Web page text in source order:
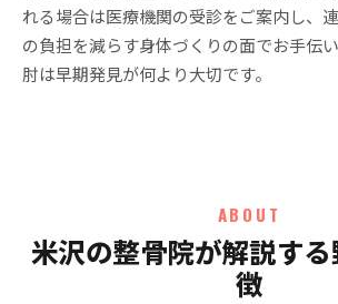
れる場合は医療機関の受診をご案内し、
の負担を減らす身体づくりの面でお手伝
肘は早期発見が何より大切です。
ABOUT
米沢の整骨院が解説す
徴